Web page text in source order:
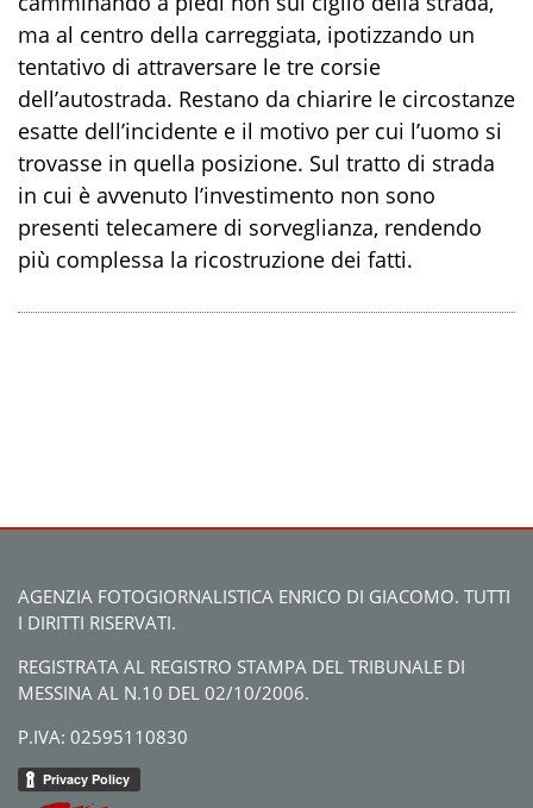
ma al centro della carreggiata, ipotizzando un
tentativo di attraversare le tre corsie
dell’autostrada. Restano da chiarire le circostanze
esatte dell’incidente e il motivo per cui l’uomo si
trovasse in quella posizione. Sul tratto di strada
in cui è avvenuto l’investimento non sono
presenti telecamere di sorveglianza, rendendo
più complessa la ricostruzione dei fatti.
AGENZIA FOTOGIORNALISTICA ENRICO DI GIACOMO. TUTTI
I DIRITTI RISERVATI.
REGISTRATA AL REGISTRO STAMPA DEL TRIBUNALE DI
MESSINA AL N.10 DEL 02/10/2006.
P.IVA: 02595110830